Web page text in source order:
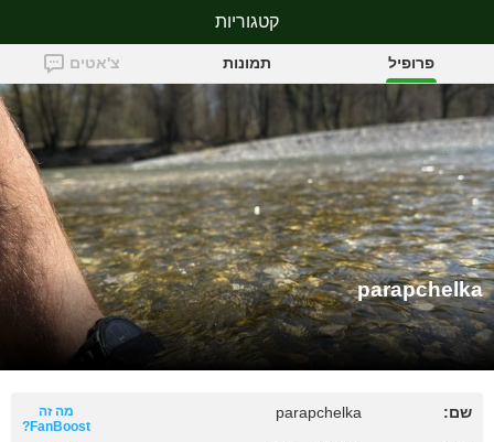
parapchelka
פרופיל תמונות צ'אטים
parapchelka
שם: parapchelka
מה זה
FanBoost?
קטגוריות